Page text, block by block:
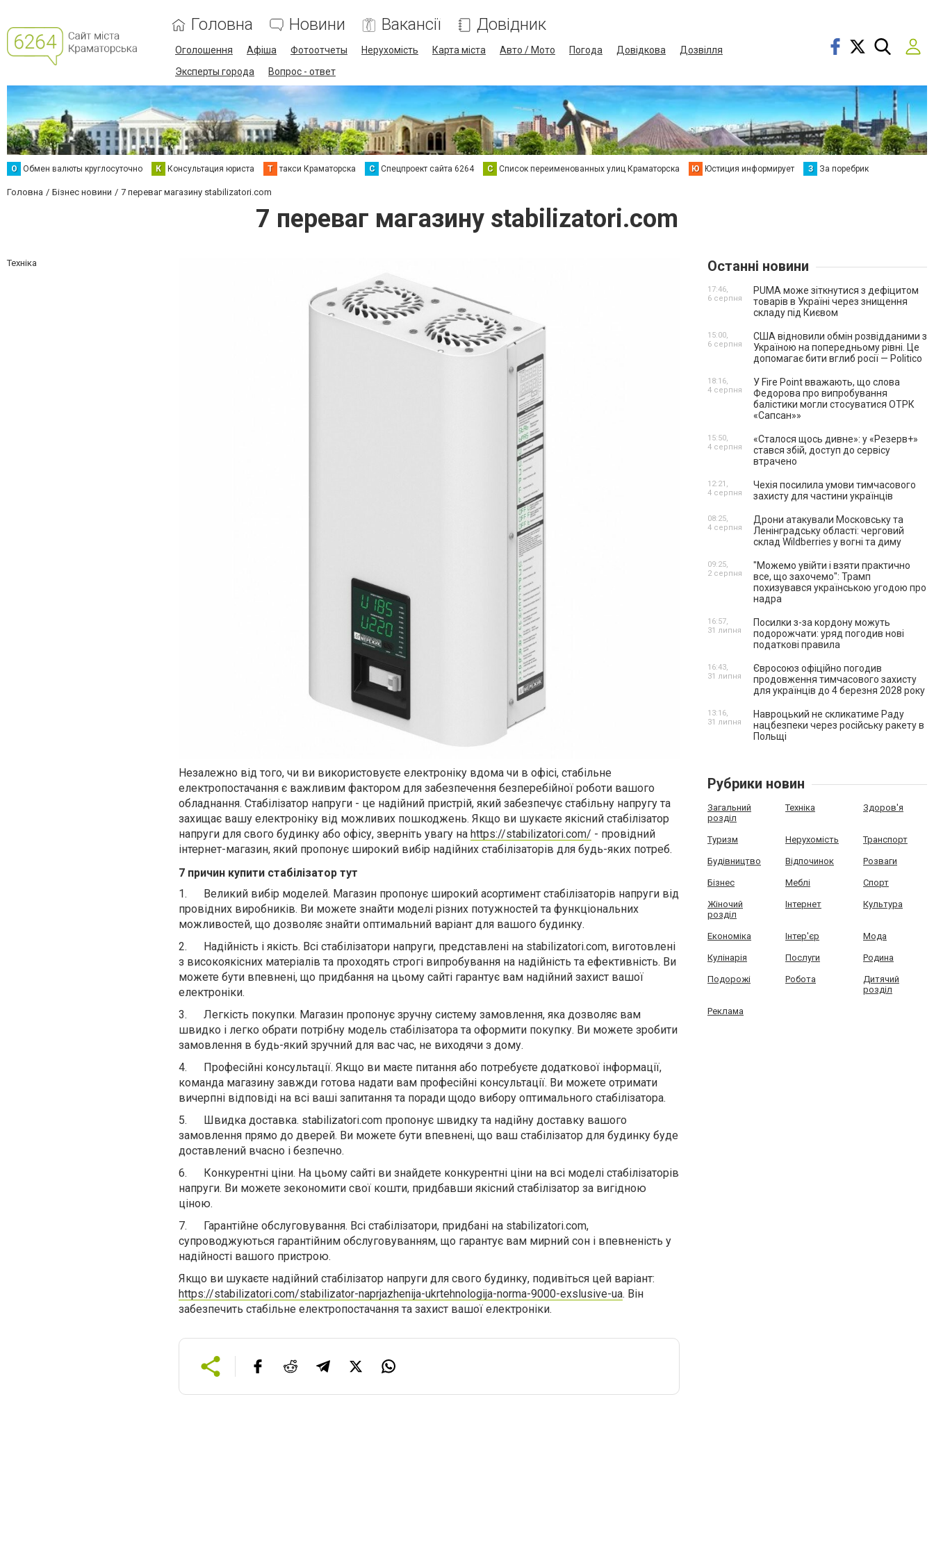
Головна Новини Вакансії Довідник
Оголошення Афіша Фотоотчеты Нерухомість Карта міста Авто / Мото Погода Довідкова
Дозвілля
Эксперты города
Вопрос - ответ
О Обмен валюты круглосуточно К Консультация юриста Т такси Краматорска С Спецпроект сайта 6264 С Список переименованных улиц Краматорска Ю Юстиция информирует З За поребрик
Головна Бізнес новини 7 переваг магазину stabilizatori.com
7 переваг магазину stabilizatori.com
Техніка
Незалежно від того, чи ви використовуєте електроніку вдома чи в офісі, стабільне
електропостачання є важливим фактором для забезпечення безперебійної роботи вашого
обладнання. Стабілізатор напруги - це надійний пристрій, який забезпечує стабільну напругу та
захищає вашу електроніку від можливих пошкоджень. Якщо ви шукаєте якісний стабілізатор
напруги для свого будинку або офісу, зверніть увагу на https://stabilizatori.com/ - провідний
інтернет-магазин, який пропонує широкий вибір надійних стабілізаторів для будь-яких потреб.
7 причин купити стабілізатор тут
1.
Великий вибір моделей. Магазин пропонує широкий асортимент стабілізаторів напруги від
провідних виробників. Ви можете знайти моделі різних потужностей та функціональних
можливостей, що дозволяє знайти оптимальний варіант для вашого будинку.
2.
Надійність і якість. Всі стабілізатори напруги, представлені на stabilizatori.com, виготовлені
з високоякісних матеріалів та проходять строгі випробування на надійність та ефективність. Ви
можете бути впевнені, що придбання на цьому сайті гарантує вам надійний захист вашої
електроніки.
3.
Легкість покупки. Магазин пропонує зручну систему замовлення, яка дозволяє вам
швидко і легко обрати потрібну модель стабілізатора та оформити покупку. Ви можете зробити
замовлення в будь-який зручний для вас час, не виходячи з дому.
4.
Професійні консультації. Якщо ви маєте питання або потребуєте додаткової інформації,
команда магазину завжди готова надати вам професійні консультації. Ви можете отримати
вичерпні відповіді на всі ваші запитання та поради щодо вибору оптимального стабілізатора.
5.
Швидка доставка. stabilizatori.com пропонує швидку та надійну доставку вашого
замовлення прямо до дверей. Ви можете бути впевнені, що ваш стабілізатор для будинку буде
доставлений вчасно і безпечно.
6.
Конкурентні ціни. На цьому сайті ви знайдете конкурентні ціни на всі моделі стабілізаторів
напруги. Ви можете зекономити свої кошти, придбавши якісний стабілізатор за вигідною
ціною.
7.
Гарантійне обслуговування. Всі стабілізатори, придбані на stabilizatori.com,
супроводжуються гарантійним обслуговуванням, що гарантує вам мирний сон і впевненість у
надійності вашого пристрою.
Якщо ви шукаєте надійний стабілізатор напруги для свого будинку, подивіться цей варіант:
https://stabilizatori.com/stabilizator-naprjazhenija-ukrtehnologija-norma-9000-exslusive-ua. Він
забезпечить стабільне електропостачання та захист вашої електроніки.
Останні новини
PUMA може зіткнутися з дефіцитом
товарів в Україні через знищення
складу під Києвом
17:46,
6 серпня
США відновили обмін розвідданими з
Україною на попередньому рівні. Це
допомагає бити вглиб росії — Politico
15:00,
6 серпня
У Fire Point вважають, що слова
Федорова про випробування
балістики могли стосуватися ОТРК
«Сапсан»»
18:16,
4 серпня
«Сталося щось дивне»: у «Резерв+»
стався збій, доступ до сервісу
втрачено
15:50,
4 серпня
Чехія посилила умови тимчасового
захисту для частини українців
12:21,
4 серпня
Дрони атакували Московську та
Ленінградську області: черговий
склад Wildberries у вогні та диму
08:25,
4 серпня
"Можемо увійти і взяти практично
все, що захочемо": Трамп
похизувався українською угодою про
надра
09:25,
2 серпня
Посилки з-за кордону можуть
подорожчати: уряд погодив нові
податкові правила
16:57,
31 липня
Євросоюз офіційно погодив
продовження тимчасового захисту
для українців до 4 березня 2028 року
16:43,
31 липня
Навроцький не скликатиме Раду
нацбезпеки через російську ракету в
Польщі
13:16,
31 липня
Рубрики новин
Загальний
розділ
Техніка Здоров'я
Туризм Нерухомість Транспорт
Будівництво Відпочинок Розваги
Бізнес Меблі Спорт
Жіночий
розділ
Інтернет Культура
Економіка Інтер'єр Мода
Кулінарія Послуги Родина
Подорожі Робота
Дитячий
розділ
Реклама